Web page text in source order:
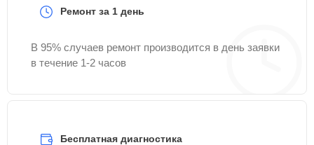
Ремонт за 1 день
В 95% случаев ремонт производится в день заявки
в течение 1-2 часов
Бесплатная диагностика